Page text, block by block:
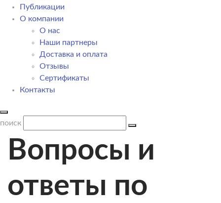
Публикации
О компании
О нас
Наши партнеры
Доставка и оплата
Отзывы
Сертификаты
Контакты
поиск
Вопросы и
ответы по